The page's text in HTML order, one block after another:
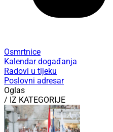
Osmrtnice
Kalendar događanja
Radovi u tijeku
Poslovni adresar
Oglas
/ IZ KATEGORIJE